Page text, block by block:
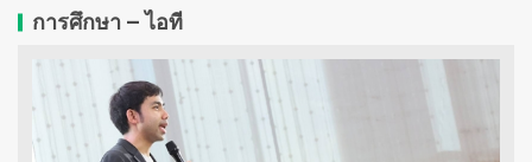
การศึกษา – ไอที